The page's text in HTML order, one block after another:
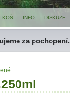
KOŠ INFO DISKUZE
za pochopení.